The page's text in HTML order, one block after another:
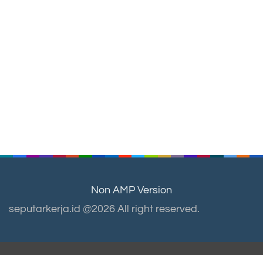
Non AMP Version
seputarkerja.id @2026 All right reserved.